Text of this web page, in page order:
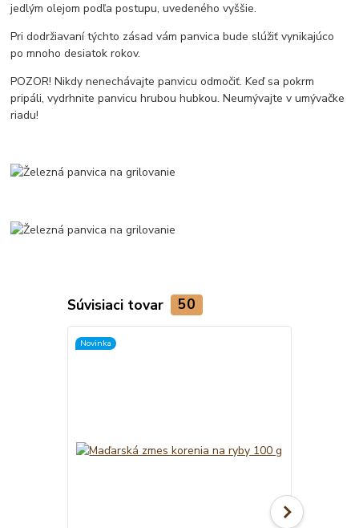
jedlým olejom podľa postupu, uvedeného vyššie.
Pri dodržiavaní týchto zásad vám panvica bude slúžiť vynikajúco
po mnoho desiatok rokov.
POZOR! Nikdy nenechávajte panvicu odmočiť. Keď sa pokrm
pripáli, vydrhnite panvicu hrubou hubkou. Neumývajte v umývačke
riadu!
Súvisiaci tovar 50
Novinka